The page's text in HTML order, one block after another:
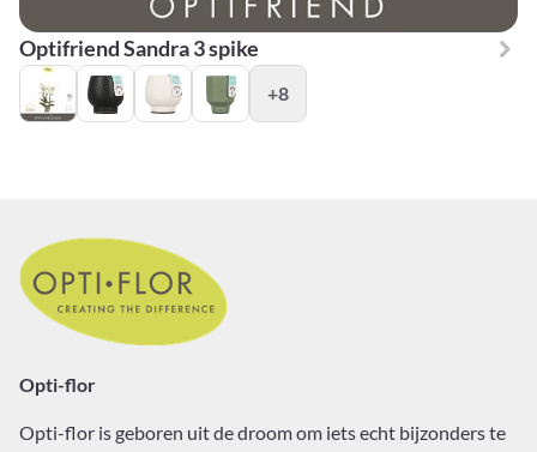
Optifriend Sandra 3 spike
+8
Opti-flor
Opti-flor is geboren uit de droom om iets echt bijzonders te